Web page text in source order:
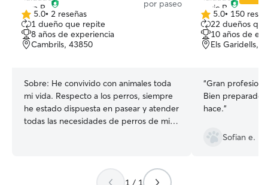
por paseo
5.0
de
5
estrellas
5.0• 2 reseñas
1 dueño que repite
8 años de experiencia
Cambrils, 43850
Sobre: He convivido con animales toda
mi vida. Respecto a los perros, siempre
he estado dispuesta en pasear y atender
todas las necesidades de perros de mis
ocupado. Tengo una amplia
5.0
de
5
estrellas
5.0• 150
22 dueños
10 años de
Els Garidells,
“Gran
Bien preparado
hace.”
Sofian e.
1 / 1